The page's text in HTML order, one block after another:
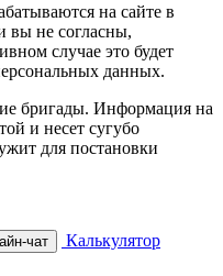
на сайте в
вы не согласны,
случае это будет
данных.
бригады. Информация на
и несет сугубо
для постановки
чат Калькулятор